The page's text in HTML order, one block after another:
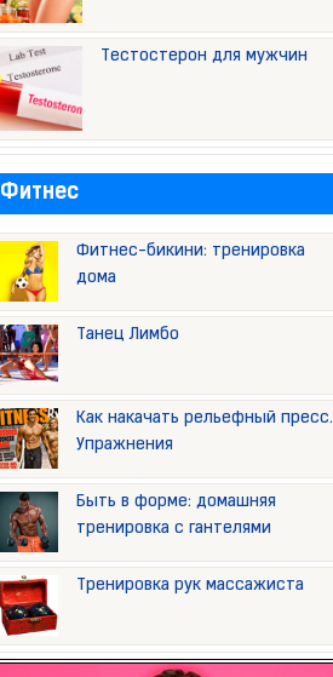
Тестостерон для мужчин
Фитнес
Фитнес-бикини: тренировка
дома
Танец Лимбо
Как накачать рельефный пресс.
Упражнения
Быть в форме: домашняя
тренировка с гантелями
Тренировка рук массажиста